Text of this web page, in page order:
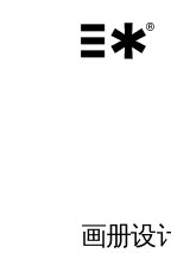
画册设